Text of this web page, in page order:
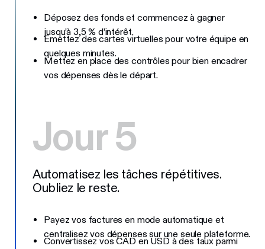
Jour 5
Déposez des fonds et commencez à gagner
jusqu’à 3,5 % d’intérêt.
Émettez des cartes virtuelles pour votre équipe en
quelques minutes.
Mettez en place des contrôles pour bien encadrer
vos dépenses dès le départ.
Automatisez les tâches répétitives.
Oubliez le reste.
Payez vos factures en mode automatique et
centralisez vos dépenses sur une seule plateforme.
Convertissez vos CAD en USD à des taux parmi